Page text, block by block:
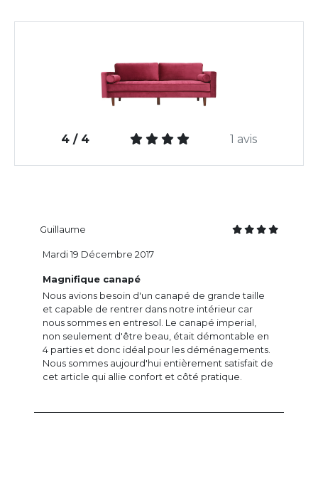
4 / 4 1 avis
Guillaume
Magnifique canapé
Nous avions besoin d'un canapé de grande taille
et capable de rentrer dans notre intérieur car
nous sommes en entresol. Le canapé imperial,
non seulement d'être beau, était démontable en
4 parties et donc idéal pour les déménagements.
Nous sommes aujourd'hui entièrement satisfait de
cet article qui allie confort et côté pratique.
Mardi 19 Décembre 2017